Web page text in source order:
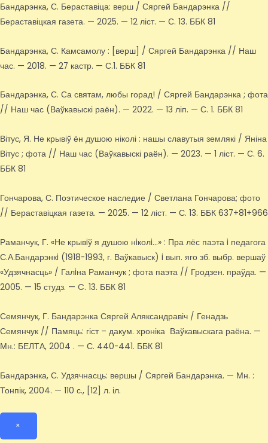
Бандарэнка, С. Бераставіца: верш / Сяргей Бандарэнка //
Бераставіцкая газета. — 2025. — 12 ліст. — С. 13. ББК 81
Бандарэнка, С. Камсамолу : [верш] / Сяргей Бандарэнка // Наш
час. — 2018. — 27 кастр. — С.1. ББК 81
Бандарэнка, С. Са святам, любы горад! / Сяргей Бандарэнка ; фота
// Наш час (Ваўкавыскі раён). — 2022. — 13 ліп. — С. 1. ББК 81
Вітус, Я. Не крывіў ён душою ніколі : нашы славутыя землякі / Яніна
Вітус ; фота // Наш час (Ваўкавыскі раён). — 2023. — 1 ліст. — С. 6.
ББК 81
Гончарова, С. Поэтическое наследие / Светлана Гончарова; фото
// Бераставіцкая газета. — 2025. — 12 ліст. — С. 13. ББК 637+81+966
Раманчук, Г. «Не крывiў я душою нiколi…» : Пра лёс паэта i педагога
С.А.Бандарэнкi (1918-1993, г. Ваўкавыск) i вып. яго зб. выбр. вершаў
«Удзячнасць» / Галiна Раманчук ; фота паэта // Гродзен. праўда. —
2005. — 15 студз. — C. 13. ББК 81
Семянчук, Г. Бандарэнка Сяргей Аляксандравіч / Генадзь
Семянчук // Памяць: гіст – дакум. хроніка Ваўкавыскага раёна. —
Мн.: БЕЛТА, 2004 . — С. 440-441. ББК 81
Бандарэнка, С. Удзячнасць: вершы / Сяргей Бандарэнка. — Мн. :
Тонпік, 2004. — 110 с., [12] л. іл.
×